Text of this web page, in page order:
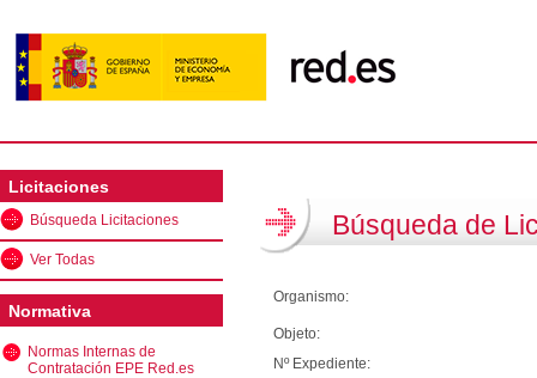
Licitaciones
Búsqueda Licitaciones
Ver Todas
Normativa
Normas Internas de
Contratación EPE Red.es
Búsqueda de
Organismo:
Objeto:
Nº Expediente: